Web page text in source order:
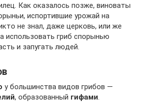
Как оказалось позже, виноваты
испортившие урожай на
не знал, даже церковь, или же
использовать гриб спорынью
и запугать людей.
у большинства видов грибов —
, образованный гифами.